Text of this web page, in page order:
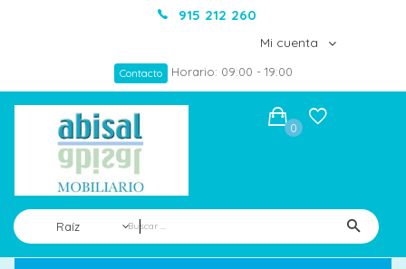
915 212 260
Mi cuenta
Contacto Horario: 09:00 - 19:00
Raíz
0